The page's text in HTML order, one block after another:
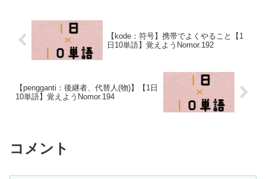
【kode：符号】携帯でよくやること【1
日10単語】覚えようNomor.192
【pengganti：後継者、代替人(物)】【1日
10単語】覚えようNomor.194
コメント